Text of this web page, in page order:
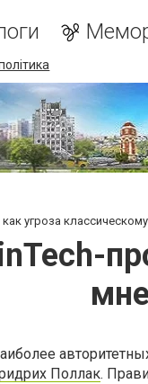
угроза
Поллак.